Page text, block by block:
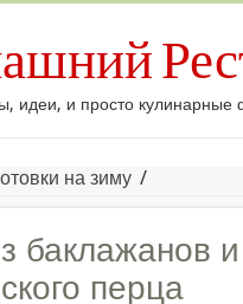
идеи, и просто кулинарные
на зиму /
баклажанов и
перца